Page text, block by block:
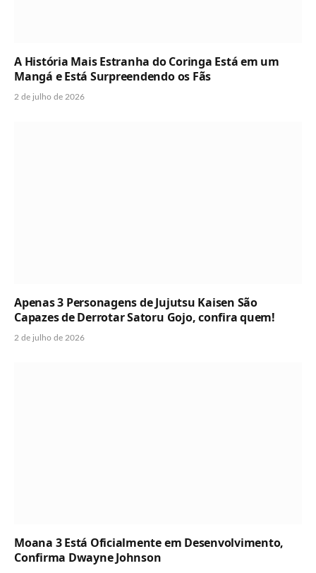
A História Mais Estranha do Coringa Está em um
Mangá e Está Surpreendendo os Fãs
2 de julho de 2026
Apenas 3 Personagens de Jujutsu Kaisen São
Capazes de Derrotar Satoru Gojo, confira quem!
2 de julho de 2026
Moana 3 Está Oficialmente em Desenvolvimento,
Confirma Dwayne Johnson